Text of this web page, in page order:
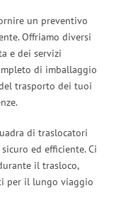
un preventivo
Offriamo diversi
e dei servizi
di imballaggio
trasporto dei tuoi
di traslocatori
ed efficiente. Ci
il trasloco,
per il lungo viaggio